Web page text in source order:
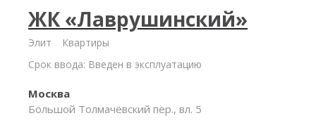
ЖК «Лаврушинский»
Элит
Квартиры
Срок ввода: Введен в эксплуатацию
Москва
Большой Толмачёвский пер., вл. 5